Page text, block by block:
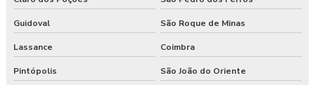
Guidoval São Roque de Minas
Lassance Coimbra
Pintópolis São João do Oriente